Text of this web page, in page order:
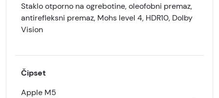
Staklo otporno na ogrebotine, oleofobni premaz,
antirefleksni premaz, Mohs level 4, HDR10, Dolby
Vision
Čipset
Apple M5